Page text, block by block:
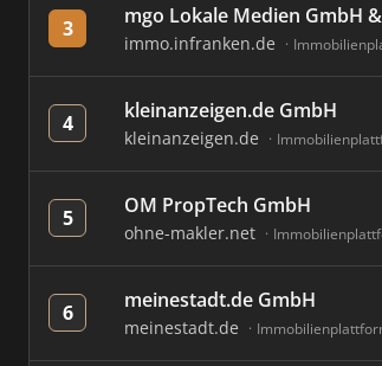
3 mgo Lokale Medien GmbH
immo.infranken.de
4 kleinanzeigen.de GmbH
kleinanzeigen.de
5 OM PropTech GmbH
ohne-makler.net
6 meinestadt.de GmbH
meinestadt.de